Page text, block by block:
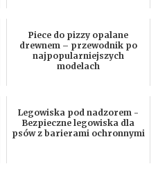
Piece do pizzy opalane
drewnem – przewodnik po
najpopularniejszych
modelach
Legowiska pod nadzorem -
Bezpieczne legowiska dla
psów z barierami ochronnymi